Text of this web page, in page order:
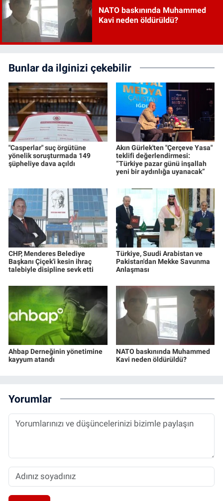
NATO baskınında Muhammed
Kavi neden öldürüldü?
Bunlar da ilginizi çekebilir
"Casperlar" suç örgütüne
yönelik soruşturmada 149
şüpheliye dava açıldı
Akın Gürlek'ten "Çerçeve Yasa"
teklifi değerlendirmesi:
“Türkiye pazar günü inşallah
yeni bir aydınlığa uyanacak”
CHP, Menderes Belediye
Başkanı Çiçek'i kesin ihraç
talebiyle disipline sevk etti
Türkiye, Suudi Arabistan ve
Pakistan'dan Mekke Savunma
Anlaşması
Ahbap Derneğinin yönetimine
kayyum atandı
NATO baskınında Muhammed
Kavi neden öldürüldü?
Yorumlar